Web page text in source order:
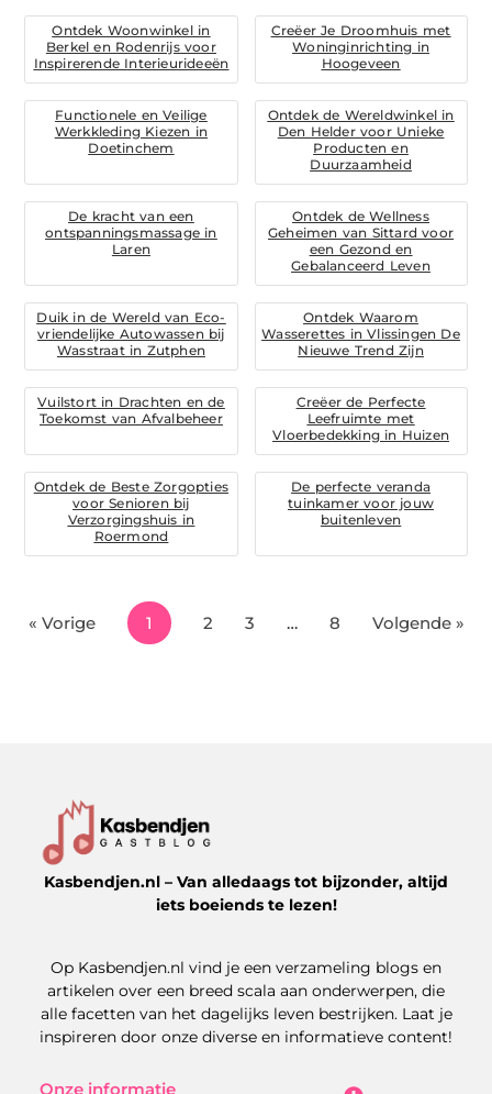
Ontdek Woonwinkel in
Berkel en Rodenrijs voor
Inspirerende Interieurideeën
Creëer Je Droomhuis met
Woninginrichting in
Hoogeveen
Functionele en Veilige
Werkkleding Kiezen in
Doetinchem
Ontdek de Wereldwinkel in
Den Helder voor Unieke
Producten en
Duurzaamheid
De kracht van een
ontspanningsmassage in
Laren
Ontdek de Wellness
Geheimen van Sittard voor
een Gezond en
Gebalanceerd Leven
Duik in de Wereld van Eco-
vriendelijke Autowassen bij
Wasstraat in Zutphen
Ontdek Waarom
Wasserettes in Vlissingen De
Nieuwe Trend Zijn
Vuilstort in Drachten en de
Toekomst van Afvalbeheer
Creëer de Perfecte
Leefruimte met
Vloerbedekking in Huizen
Ontdek de Beste Zorgopties
voor Senioren bij
Verzorgingshuis in
Roermond
De perfecte veranda
tuinkamer voor jouw
buitenleven
« Vorige 1 2 3 … 8 Volgende »
Kasbendjen.nl – Van alledaags tot bijzonder, altijd
iets boeiends te lezen!
Op Kasbendjen.nl vind je een verzameling blogs en
artikelen over een breed scala aan onderwerpen, die
alle facetten van het dagelijks leven bestrijken. Laat je
inspireren door onze diverse en informatieve content!
Onze informatie